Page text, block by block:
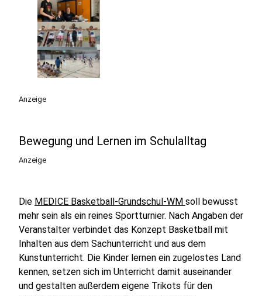
Anzeige
Bewegung und Lernen im Schulalltag
Anzeige
Die MEDICE Basketball-Grundschul-WM soll bewusst
mehr sein als ein reines Sportturnier. Nach Angaben der
Veranstalter verbindet das Konzept Basketball mit
Inhalten aus dem Sachunterricht und aus dem
Kunstunterricht. Die Kinder lernen ein zugelostes Land
kennen, setzen sich im Unterricht damit auseinander
und gestalten außerdem eigene Trikots für den